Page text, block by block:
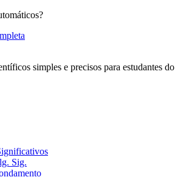
simples e precisos para estudantes do
Sig.